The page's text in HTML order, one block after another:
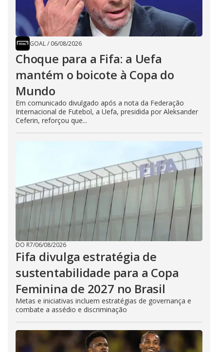
GOAL/ 06/08/2026
Choque para a Fifa: a Uefa
mantém o boicote à Copa do
Mundo
Em comunicado divulgado após a nota da Federação
Internacional de Futebol, a Uefa, presidida por Aleksander
Ceferin, reforçou que...
DO R7/06/08/2026
Fifa divulga estratégia de
sustentabilidade para a Copa
Feminina de 2027 no Brasil
Metas e iniciativas incluem estratégias de governança e
combate a assédio e discriminação